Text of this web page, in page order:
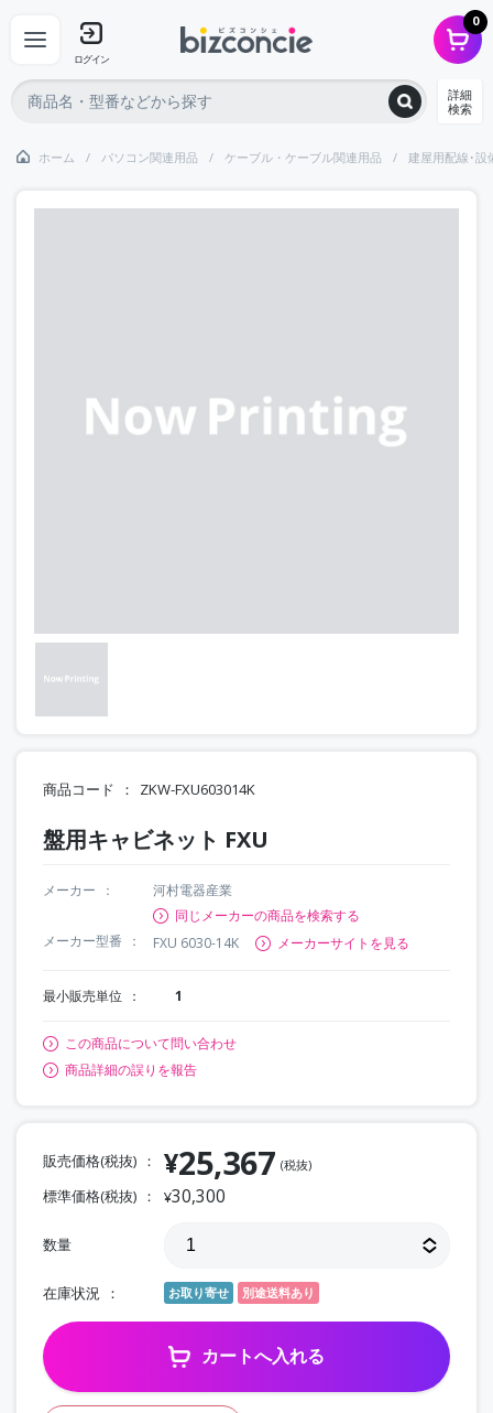
ログイン
0
詳細
検索
ホーム パソコン関連用品 ケーブル・ケーブル関連用品 建屋用配線･設
商品コード ZKW-FXU603014K
盤用キャビネット FXU
メーカー
河村電器産業
同じメーカーの商品を検索する
メーカー型番
FXU 6030-14K メーカーサイトを見る
最小販売単位 1
この商品について問い合わせ
商品詳細の誤りを報告
販売価格(税抜) ¥25,367 (税抜)
標準価格(税抜) ¥30,300
数量
在庫状況 お取り寄せ 別途送料あり
カートへ入れる